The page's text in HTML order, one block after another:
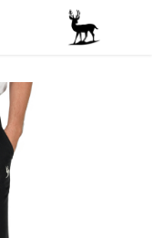
تخطي للذهاب إلى المحتوى